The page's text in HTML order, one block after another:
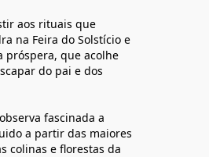
aos rituais que
na Feira do Solstício e
próspera, que acolhe
do pai e dos
fascinada a
a partir das maiores
colinas e florestas da